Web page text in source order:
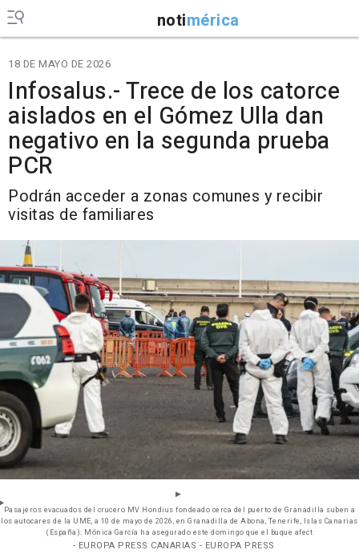
notimérica
18 DE MAYO DE 2026
Infosalus.- Trece de los catorce
aislados en el Gómez Ulla dan
negativo en la segunda prueba
PCR
Podrán acceder a zonas comunes y recibir
visitas de familiares
Pasajeros evacuados del crucero MV Hondius fondeado cerca del puerto de Granadilla suben a
los autocares de la UME, a 10 de mayo de 2026, en Granadilla de Abona, Tenerife, Islas Canarias
(España). Mónica García ha asegurado este domingo que el buque afect
- EUROPA PRESS CANARIAS - EUROPA PRESS